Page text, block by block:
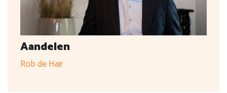
Aandelen
Rob de Hair